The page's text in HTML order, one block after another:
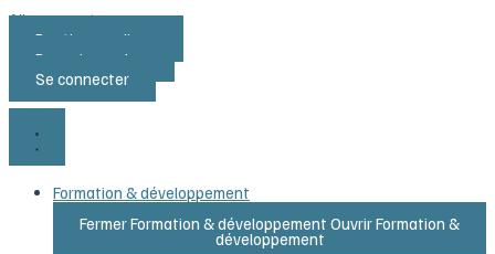
Aller au contenu
Boutique en ligne
Devenir membre
Se connecter
Formation & développement
Fermer Formation & développement Ouvrir Formation &
développement